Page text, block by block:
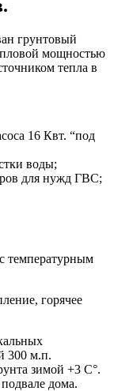
грунтовый
мощностью
тепла в
16 Квт. “под
воды;
для нужд ГВС;
температурным
горячее
300 м.п.
зимой +3 C°.
дома.